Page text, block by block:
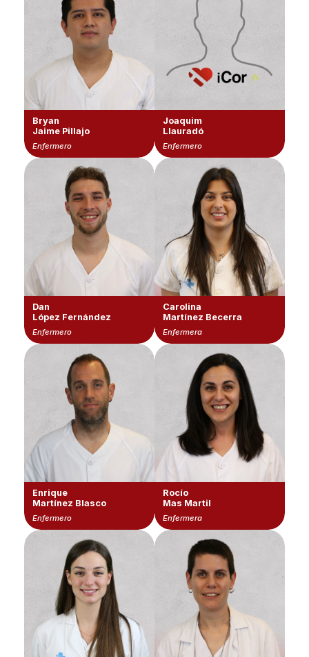
Bryan
Jaime Pillajo
Enfermero
Joaquim
Llauradó
Enfermero
Dan
López Fernández
Enfermero
Carolina
Martínez Becerra
Enfermera
Enrique
Martínez Blasco
Enfermero
Rocío
Mas Martil
Enfermera